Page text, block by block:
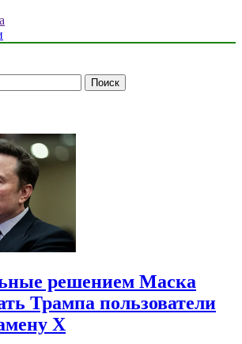
решением Маска
Трампа пользователи
X